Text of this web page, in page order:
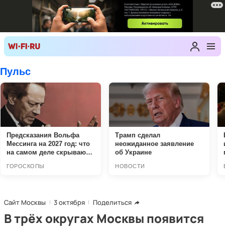
Сайт Москвы 3 октября Поделиться
В трёх округах Москвы появится